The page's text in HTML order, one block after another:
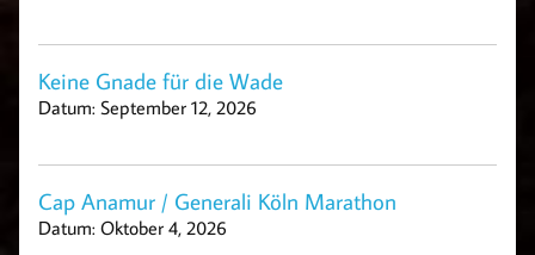
Keine Gnade für die Wade
Datum: September 12, 2026
Cap Anamur / Generali Köln Marathon
Datum: Oktober 4, 2026